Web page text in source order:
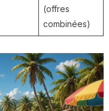
(offres
combinées)